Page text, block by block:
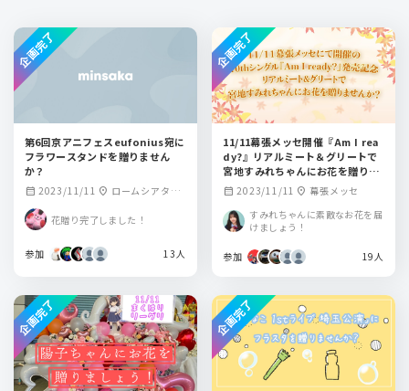
第6回京アニフェスeufonius宛に
フラワースタンドを贈りません
か？
calendar_month 2023/11/11 location_on ロームシアター
花贈り完了しました！
参加 13人
企画完了
11/11幕張メッセ開催『Am I rea
dy?』リアルミート＆グリートで
宮地すみれちゃんにお花を贈りま
せんか？
calendar_month 2023/11/11 location_on 幕張メッセ
すみれちゃんに素敵なお花を届
けましょう！
参加 19人
企画完了
企画完了 企画完了